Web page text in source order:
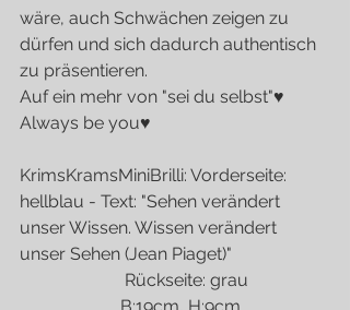
wäre, auch Schwächen zeigen zu
dürfen und sich dadurch authentisch
zu präsentieren.
Auf ein mehr von "sei du selbst"♥
Always be you♥
KrimsKramsMiniBrilli: Vorderseite:
hellblau - Text: "Sehen verändert
unser Wissen. Wissen verändert
unser Sehen (Jean Piaget)"
                        Rückseite: grau